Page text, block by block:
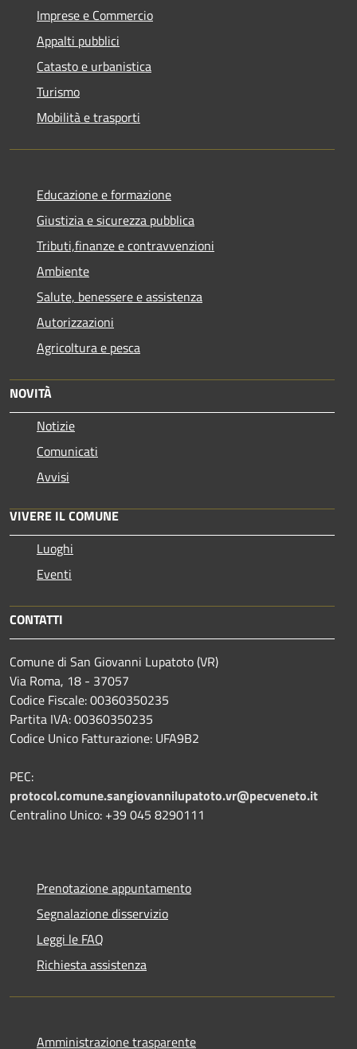
Imprese e Commercio
Appalti pubblici
Catasto e urbanistica
Turismo
Mobilità e trasporti
Educazione e formazione
Giustizia e sicurezza pubblica
Tributi,finanze e contravvenzioni
Ambiente
Salute, benessere e assistenza
Autorizzazioni
Agricoltura e pesca
NOVITÀ
Notizie
Comunicati
Avvisi
VIVERE IL COMUNE
Luoghi
Eventi
CONTATTI
Comune di San Giovanni Lupatoto (VR)
Via Roma, 18 - 37057
Codice Fiscale: 00360350235
Partita IVA: 00360350235
Codice Unico Fatturazione: UFA9B2
PEC:
protocol.comune.sangiovannilupatoto.vr@pecveneto.it
Centralino Unico: +39 045 8290111
Prenotazione appuntamento
Segnalazione disservizio
Leggi le FAQ
Richiesta assistenza
Amministrazione trasparente